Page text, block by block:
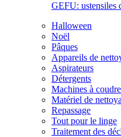
GEFU: ustensiles
Halloween
Noël
Pâques
Appareils de
Aspirateurs
Détergents
Machines à
Matériel de
Repassage
Tout pour le linge
Traitement des